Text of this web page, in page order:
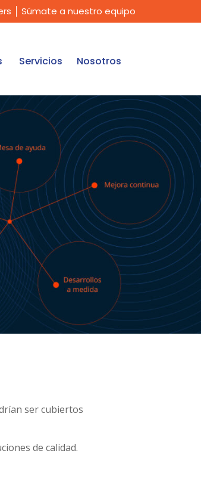
Súmate a nuestro equipo
Servicios Nosotros
ser cubiertos
de calidad.